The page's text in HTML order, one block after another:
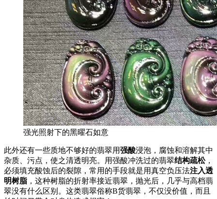
强光照射下的黑曜石如意
此外还有一些质地不够好的翡翠用强酸浸泡，腐蚀和溶解其中
杂质、污点，使之清透明亮。用强酸冲洗过的翡翠结构疏松，
必须填充酸蚀后的裂隙，常用的手段就是用真空负压法注入透
明树脂 ，这种树脂的折射率接近翡翠，抛光后，几乎与高档翡
翠没有什么区别。这类翡翠俗称B货翡翠，不仅没价值，而且